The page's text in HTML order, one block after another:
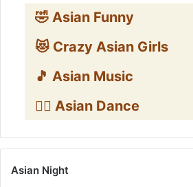
🤣 Asian Funny
😻 Crazy Asian Girls
🎵 Asian Music
👯‍♀️ Asian Dance
Asian Night